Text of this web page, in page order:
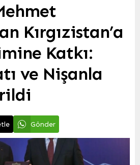
Kırgızistan’a
Katkı:
ve Nişanla
Gönder